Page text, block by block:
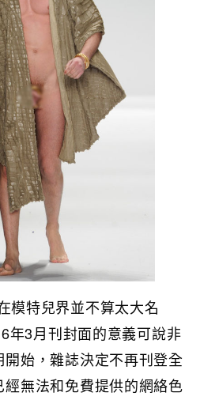
模特兒界並不算太大名
年3月刊封面的意義可說非
始，雜誌決定不再刊登全
無法和免費提供的網絡色